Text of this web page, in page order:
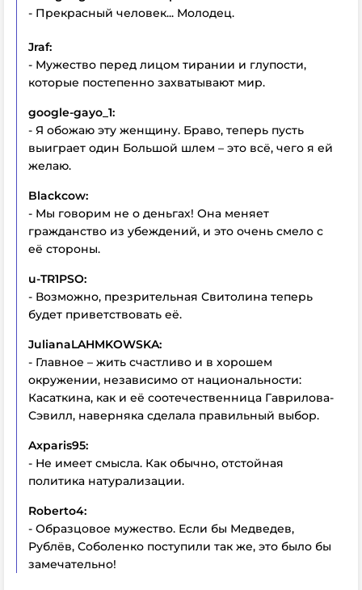
- Прекрасный человек... Молодец.
Jraf:
- Мужество перед лицом тирании и глупости,
которые постепенно захватывают мир.
google-gayo_1:
- Я обожаю эту женщину. Браво, теперь пусть
выиграет один Большой шлем – это всё, чего я ей
желаю.
Blackcow:
- Мы говорим не о деньгах! Она меняет
гражданство из убеждений, и это очень смело с
её стороны.
u-TR1PSO:
- Возможно, презрительная Свитолина теперь
будет приветствовать её.
JulianaLAHMKOWSKA:
- Главное – жить счастливо и в хорошем
окружении, независимо от национальности:
Касаткина, как и её соотечественница Гаврилова-
Сэвилл, наверняка сделала правильный выбор.
Axparis95:
- Не имеет смысла. Как обычно, отстойная
политика натурализации.
Roberto4:
- Образцовое мужество. Если бы Медведев,
Рублёв, Соболенко поступили так же, это было бы
замечательно!